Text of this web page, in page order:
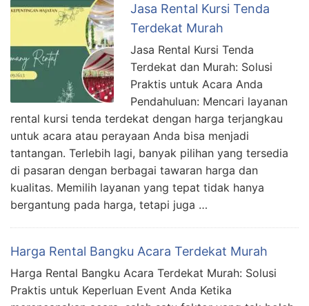
Jasa Rental Kursi Tenda
Terdekat Murah
Jasa Rental Kursi Tenda
Terdekat dan Murah: Solusi
Praktis untuk Acara Anda
Pendahuluan: Mencari layanan
rental kursi tenda terdekat dengan harga terjangkau
untuk acara atau perayaan Anda bisa menjadi
tantangan. Terlebih lagi, banyak pilihan yang tersedia
di pasaran dengan berbagai tawaran harga dan
kualitas. Memilih layanan yang tepat tidak hanya
bergantung pada harga, tetapi juga …
Harga Rental Bangku Acara Terdekat Murah
Harga Rental Bangku Acara Terdekat Murah: Solusi
Praktis untuk Keperluan Event Anda Ketika